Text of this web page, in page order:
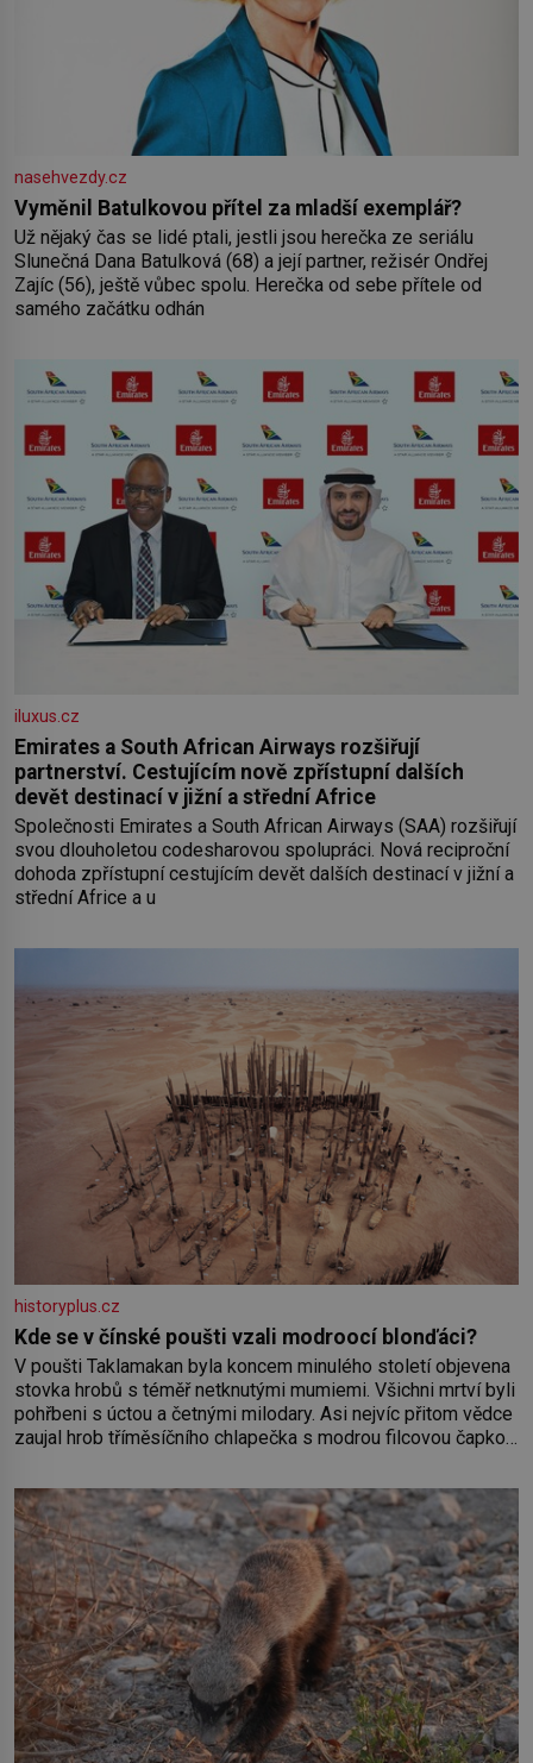
nasehvezdy.cz
Vyměnil Batulkovou přítel za mladší exemplář?
Už nějaký čas se lidé ptali, jestli jsou herečka ze seriálu
Slunečná Dana Batulková (68) a její partner, režisér Ondřej
Zajíc (56), ještě vůbec spolu. Herečka od sebe přítele od
samého začátku odhán
iluxus.cz
Emirates a South African Airways rozšiřují
partnerství. Cestujícím nově zpřístupní dalších
devět destinací v jižní a střední Africe
Společnosti Emirates a South African Airways (SAA) rozšiřují
svou dlouholetou codesharovou spolupráci. Nová reciproční
dohoda zpřístupní cestujícím devět dalších destinací v jižní a
střední Africe a u
historyplus.cz
Kde se v čínské poušti vzali modroocí blonďáci?
V poušti Taklamakan byla koncem minulého století objevena
stovka hrobů s téměř netknutými mumiemi. Všichni mrtví byli
pohřbeni s úctou a četnými milodary. Asi nejvíc přitom vědce
zaujal hrob tříměsíčního chlapečka s modrou filcovou čapkou,
nesmírně dobře zachovalá, přičítají odborníci zdejším
klimatickým podmínkám. Sucho, prosolené písky a extrémně